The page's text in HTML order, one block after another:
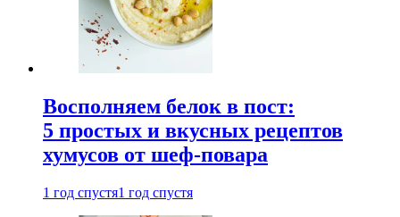
Восполняем белок в пост:
5 простых и вкусных рецептов
хумусов от шеф-повара
1 год спустя1 год спустя